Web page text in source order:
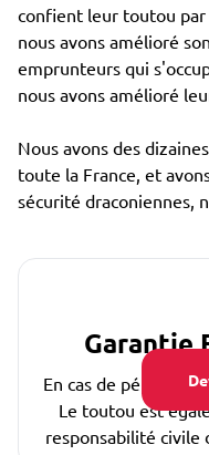
confient leur toutou
nous avons amélioré
emprunteurs qui
nous avons amélioré
Nous avons des
toute la France, et
sécurité draconiennes,
Garantie
En cas de pépin, les
Le toutou est
responsabilité civile